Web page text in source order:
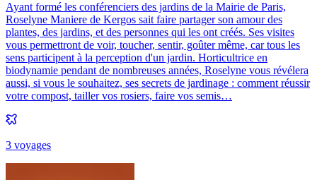
Ayant formé les conférenciers des jardins de la Mairie de Paris,
Roselyne Maniere de Kergos sait faire partager son amour des
plantes, des jardins, et des personnes qui les ont créés. Ses visites
vous permettront de voir, toucher, sentir, goûter même, car tous les
sens participent à la perception d'un jardin. Horticultrice en
biodynamie pendant de nombreuses années, Roselyne vous révélera
aussi, si vous le souhaitez, ses secrets de jardinage : comment réussir
votre compost, tailler vos rosiers, faire vos semis…
3 voyages